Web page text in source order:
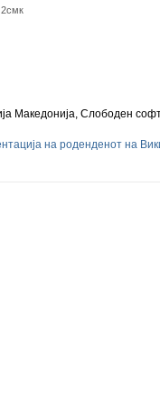
2смк
Македонија, Слободен
на роденденот на